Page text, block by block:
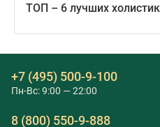
ТОП – 6 лучших
+7 (495) 500-9-100
Пн-Вс: 9:00 — 22:00
8 (800) 550-9-888